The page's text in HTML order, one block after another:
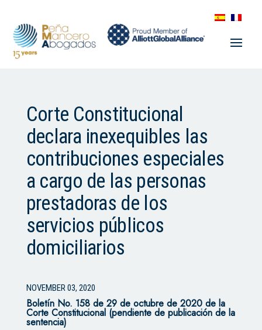
Corte Constitucional
declara inexequibles las
contribuciones especiales
a cargo de las personas
prestadoras de los
servicios públicos
domiciliarios
NOVEMBER 03, 2020
Boletín No. 158 de 29 de octubre de 2020 de la
Corte Constitucional (pendiente de publicación de la
sentencia)